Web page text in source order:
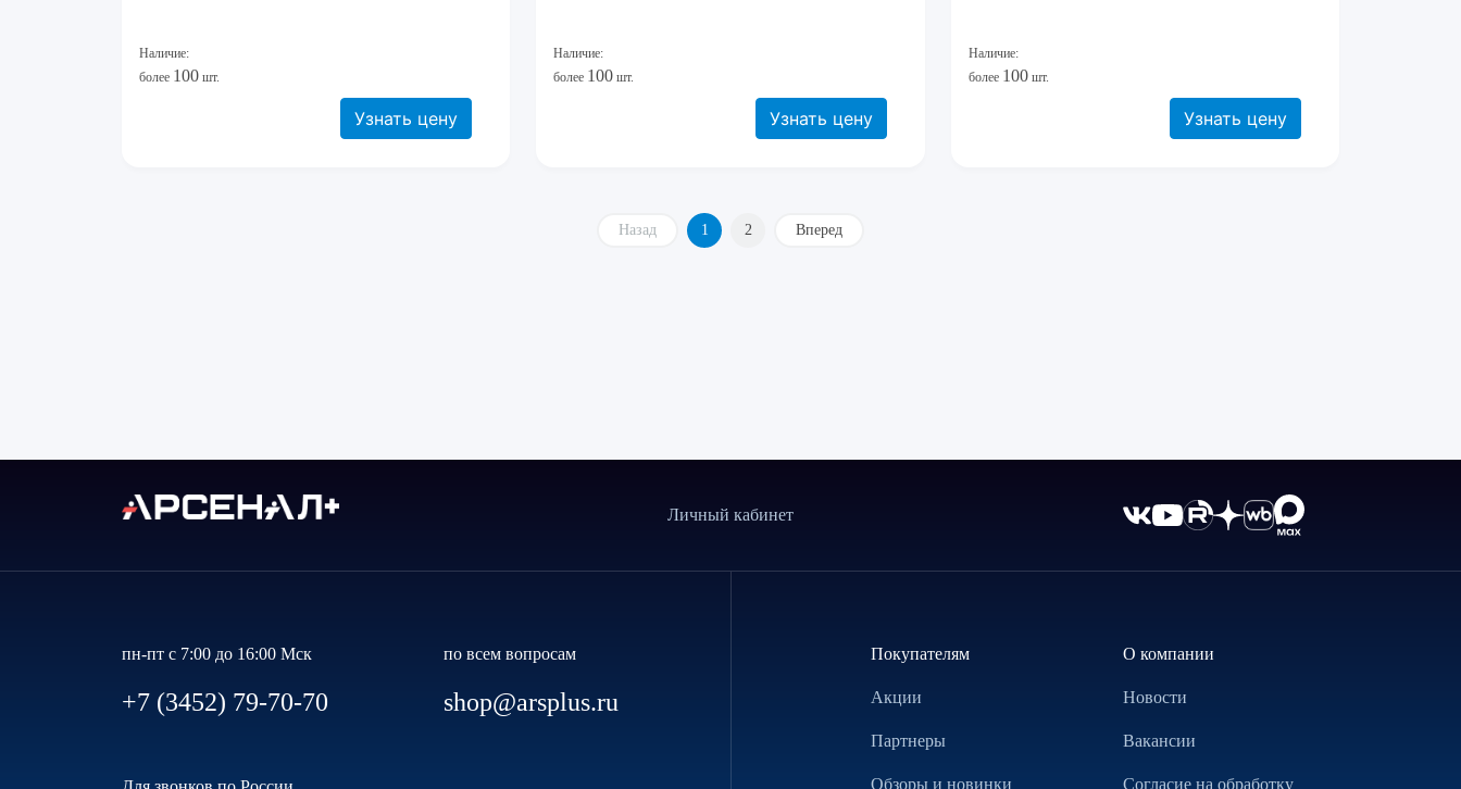
Наличие:
более 100 шт.
Узнать цену
Наличие:
более 100 шт.
Узнать цену
Наличие:
более 100шт.
Узнать цену
Назад 1 2 Вперед
Личный кабинет
пн-пт с 7:00 до 16:00 Мск
+7 (3452) 79-70-70
по всем вопросам
shop@arsplus.ru
Покупателям
Акции
Партнеры
Обзоры и новинки
О компании
Новости
Вакансии
Согласие на обработку